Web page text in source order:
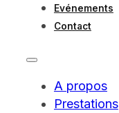
Evénements
Contact
A propos
Prestations